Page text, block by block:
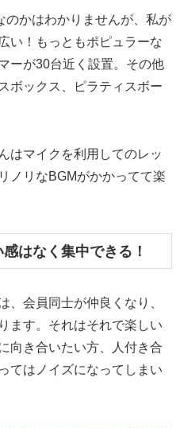
のかはわかりませんが、私が
い！もっともポピュラーな
ーが30台近く設置。その他
ボックス、ピラティスボー
はマイクを利用してのレッ
ノリなBGMがかかってて楽
はなく集中できる！
、会員同士が仲良くなり、
ます。それはそれで楽しい
向き合いたい方、人付き合
てはノイズになってしまい